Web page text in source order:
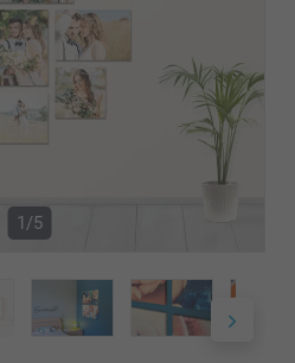
1/5